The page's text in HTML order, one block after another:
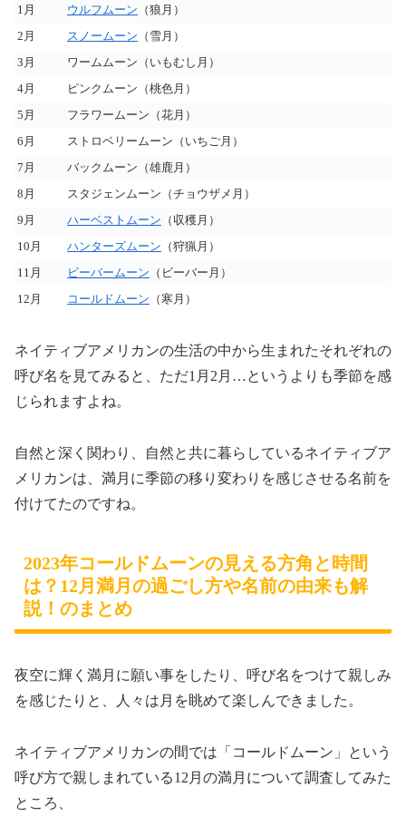
1月 ウルフムーン （狼月）
2月 スノームーン （雪月）
3月 ワームムーン（いもむし月）
4月 ピンクムーン（桃色月）
5月 フラワームーン（花月）
6月 ストロベリームーン（いちご月）
7月 バックムーン（雄鹿月）
8月 スタジェンムーン（チョウザメ月）
9月 ハーベストムーン （収穫月）
10月 ハンターズムーン （狩猟月）
11月 ビーバームーン （ビーバー月）
12月 コールドムーン （寒月）
ネイティブアメリカンの生活の中から生まれたそれぞれの
呼び名を見てみると、ただ1月2月…というよりも季節を感
じられますよね。
自然と深く関わり、自然と共に暮らしているネイティブア
メリカンは、満月に季節の移り変わりを感じさせる名前を
付けてたのですね。
2023年コールドムーンの見える方角と時間
は？12月満月の過ごし方や名前の由来も解
説！のまとめ
夜空に輝く満月に願い事をしたり、呼び名をつけて親しみ
を感じたりと、人々は月を眺めて楽しんできました。
ネイティブアメリカンの間では「コールドムーン」という
呼び方で親しまれている12月の満月について調査してみた
ところ、